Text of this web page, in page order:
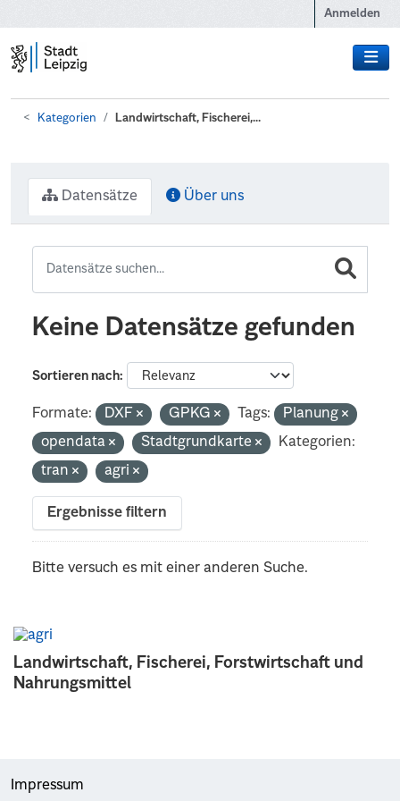
Anmelden
Kategorien Landwirtschaft, Fischerei,...
Landwirtschaft, Fischerei, Forstwirtschaft und
Nahrungsmittel
Datensätze Über uns
Keine Datensätze gefunden
Sortieren nach
Formate: DXF GPKG Tags:
Planung
opendata
Stadtgrundkarte
Kategorien:
tran
agri
Ergebnisse filtern
Bitte versuch es mit einer anderen Suche.
Impressum